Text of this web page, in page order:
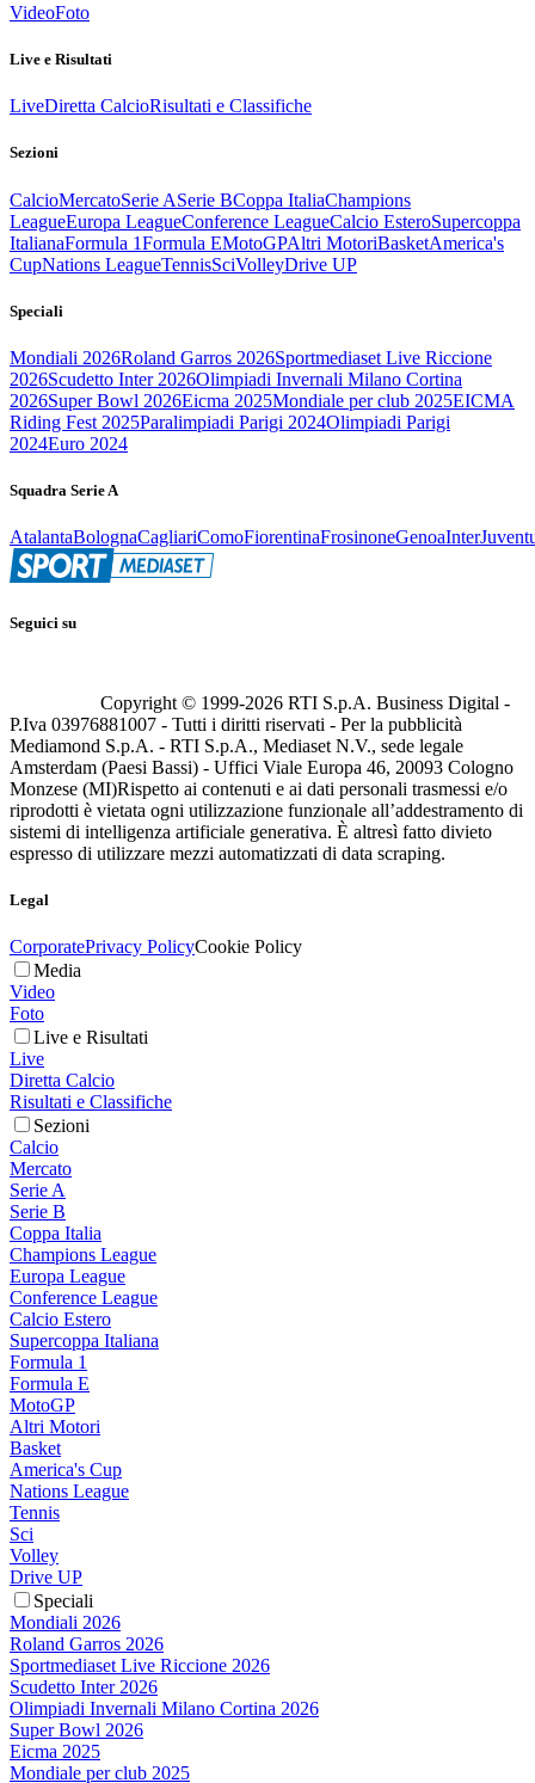
VideoFoto
Live e Risultati
LiveDiretta CalcioRisultati e Classifiche
Sezioni
CalcioMercatoSerie ASerie BCoppa ItaliaChampions
LeagueEuropa LeagueConference LeagueCalcio EsteroSupercoppa
ItalianaFormula 1Formula EMotoGPAltri MotoriBasketAmerica's
CupNations LeagueTennisSciVolleyDrive UP
Speciali
Mondiali 2026Roland Garros 2026Sportmediaset Live Riccione
2026Scudetto Inter 2026Olimpiadi Invernali Milano Cortina
2026Super Bowl 2026Eicma 2025Mondiale per club 2025EICMA
Riding Fest 2025Paralimpiadi Parigi 2024Olimpiadi Parigi
2024Euro 2024
Squadra Serie A
AtalantaBolognaCagliariComoFiorentinaFrosinoneGenoaInter
Seguici su
Copyright © 1999-2026 RTI S.p.A. Business Digital -
P.Iva 03976881007 - Tutti i diritti riservati - Per la pubblicità
Mediamond S.p.A. - RTI S.p.A., Mediaset N.V., sede legale
Amsterdam (Paesi Bassi) - Uffici Viale Europa 46, 20093 Cologno
Monzese (MI)Rispetto ai contenuti e ai dati personali trasmessi e/o
riprodotti è vietata ogni utilizzazione funzionale all’addestramento di
sistemi di intelligenza artificiale generativa. È altresì fatto divieto
espresso di utilizzare mezzi automatizzati di data scraping.
Legal
CorporatePrivacy PolicyCookie Policy
Media
Video
Foto
Live e Risultati
Live
Diretta Calcio
Risultati e Classifiche
Sezioni
Calcio
Mercato
Serie A
Serie B
Coppa Italia
Champions League
Europa League
Conference League
Calcio Estero
Supercoppa Italiana
Formula 1
Formula E
MotoGP
Altri Motori
Basket
America's Cup
Nations League
Tennis
Sci
Volley
Drive UP
Speciali
Mondiali 2026
Roland Garros 2026
Sportmediaset Live Riccione 2026
Scudetto Inter 2026
Olimpiadi Invernali Milano Cortina 2026
Super Bowl 2026
Eicma 2025
Mondiale per club 2025